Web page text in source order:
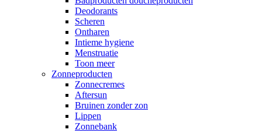
Deodorants
Scheren
Ontharen
Intieme hygiene
Menstruatie
Toon meer
Zonneproducten
Zonnecremes
Aftersun
Bruinen zonder zon
Lippen
Zonnebank